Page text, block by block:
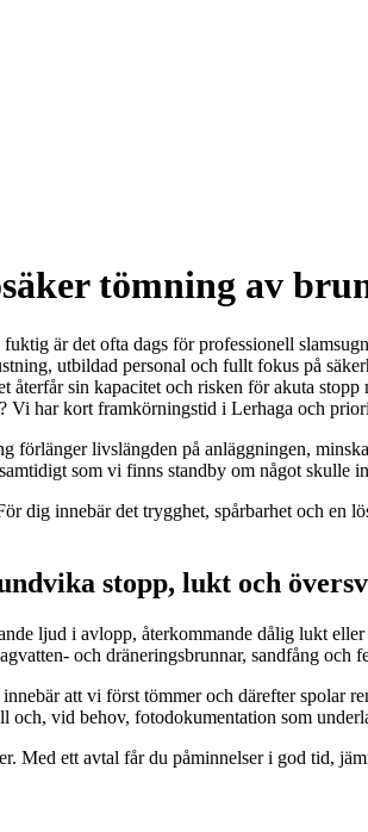
tömning av
är det ofta dags för professionell
utbildad personal och fullt fokus på
återfår sin kapacitet och risken för akuta
har kort framkörningstid i Lerhaga och
förlänger livslängden på anläggningen,
som vi finns standby om något skulle
dig innebär det trygghet, spårbarhet och en
stopp, lukt och
ljud i avlopp, återkommande dålig lukt
och dräneringsbrunnar, sandfång
att vi först tömmer och därefter spolar
och, vid behov, fotodokumentation som
Med ett avtal får du påminnelser i god tid,